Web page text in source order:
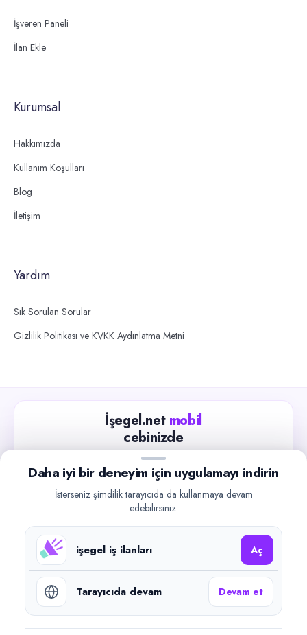
İşveren Paneli
İlan Ekle
Kurumsal
Hakkımızda
Kullanım Koşulları
Blog
İletişim
Yardım
Sık Sorulan Sorular
Gizlilik Politikası ve KVKK Aydınlatma Metni
İşegel.net mobil
cebinizde
Güncel iş ilanlarını takip edin, işverenlerle hızlıca
iletişime geçin.
Google Play
©2026işegel.net. Tüm hakları saklıdır.
işegel.net bir ilan yayın platformudur; iş bulma aracılığı veya işe
yerleştirme faaliyeti yapmaz.
Daha iyi bir deneyim için uygulamayı indirin
İsterseniz şimdilik tarayıcıda da kullanmaya devam
edebilirsiniz.
işegel iş ilanları Aç
Tarayıcıda devam Devam et